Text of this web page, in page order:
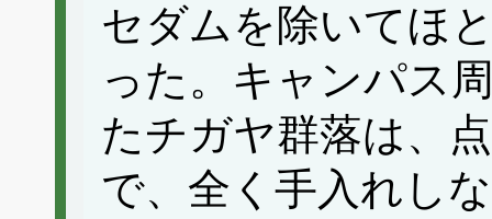
セダムを除いてほ
った。キャンパス
たチガヤ群落は、
で、全く手入れし